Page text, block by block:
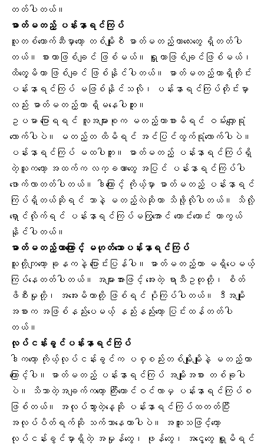
တတ်ပါတယ်။
ဓာတ်မတည့် ပန်းနာရင်ကြပ်
လူတစ်ယောက်ဆီမှာတော့ တစ်မျိုးစီ ဓာတ်မတည့်တာလေးတွေ ရှိတတ်ပါ
တယ်။ စားတာဖြစ်ချင် ဖြစ်မယ်။ ရှူတာဖြစ်ချင်ဖြစ်မယ်၊
ထိတွေ့မိတာ ဖြစ်ချင် ဖြစ်နိုင်ပါတယ်။ ဓာတ်မတည့်တာရှိတိုင်း
ပန်းနာရင်ကြပ် မဖြစ်နိုင်သလို၊ ပန်းနာရင်ကြပ်တိုင်းမှာ
လည်း ဓာတ်မတည့်တာ ရှိမနေပါဘူး။
ဥပမာ ပြောရရင် လူအများစုက မတည့်တာစားမိရင် ဝမ်းလျှောရုံ
လောက်ပါပဲ။ မတည့်တ ထိမိရင် အင်ပြင်ထွက်ရုံလောက်ပါပဲ။
ပန်းနာရင်ကြပ် မထပါဘူး။ ဓာတ်မတည့် ပန်းနာရင်ကြပ်ရှိ
တဲ့သူကတော့ အထက်က လက္ခဏာတွေ အပြင် ပန်းနာရင်ကြပ်ပါ
ဖောက်လာတတ်ပါတယ်။ ဒါကြောင့် ကိုယ့်မှာ ဓာတ်မတည့် ပန်းနာရင်
ကြပ်ရှိတယ်ဆိုရင် ဘာနဲ့ မတည့်လဲဆိုတာ သိဖို့လိုပါတယ်။ သိလို့
ရှောင်လိုက်ရင် ပန်းနာရင်ကြပ်မကြွအောင် ကောင်းကောင်း ကာကွယ်
နိုင်ပါတယ်။
ဓာတ်မတည့်တာကြောင့် မဟုတ်သောပန်းနာရင်ကြပ်
သူတို့ကျတော့ ခုနကနဲ့ ပြောင်းပြန်ပါ။ ဓာတ်မတည့်တာ မရှိပေမယ့်
ကြပ်နေတတ်ပါတယ်။ အများအားဖြင့် အေးတဲ့ ရာသီဥတုတို့၊
စိတ်
ဖိစီးမှု တို့၊ အအေးမိတာတို့ ဖြစ်ရင် ပိုကြပ်ပါတယ်။ ဒီအမျိုး
အစားက အဖြစ်နည်းပေမယ့် နည်းနည်းတော့ ပြင်းထန်တတ်ပါ
တယ်။
လုပ်ငန်းခွင်ပန်းနာရင်ကြပ်
ဒါကတော့ ကိုယ့်လုပ်ငန်းခွင်က ပစ္စည်းတစ်မျိုးမျိုးနဲ့ မတည့်တာ
ကြောင့်ပါ။ ဓာတ်မတည့် ပန်းနာရင်ကြပ် အမျိုးအစား တစ်ခုပါ
ပဲ။ သိသာတဲ့အချက်ကတော့ ကြီးကောင်ဝင်လာမှ ပန်းနာရင်ကြပ်စ
ဖြစ်တယ်။ အလုပ်သွားတဲ့နေ့ဆို ပန်းနာရင်ကြပ်ထတတ်ပြီး
အလုပ်ပိတ်ရက်ဆို သက်သာနေတာပါပဲ။ အထူးသဖြင့်တော့
လုပ်ငန်းခွင်မှာရှိတဲ့ အမှုန်တွေ၊ ဖုန်တွေ၊ အငွေ့တွေ ရှူမိရင်